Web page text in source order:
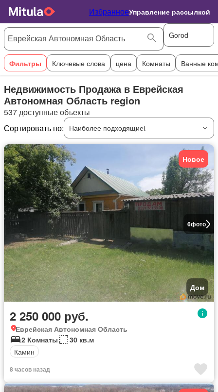
ИзбранноеУправление рассылкой
Gorod
Фильтры Ключевые слова цена Комнаты Ванные
Недвижимость Продажа в Еврейская
Автономная Область region
537 доступные объекты
Сортировать по:
Наиболее подходящиеt
6фото
Новое
Дом
2 250 000 руб.
Еврейская Автономная Область
2 Комнаты
30 кв.м
Камин
8 часов назад